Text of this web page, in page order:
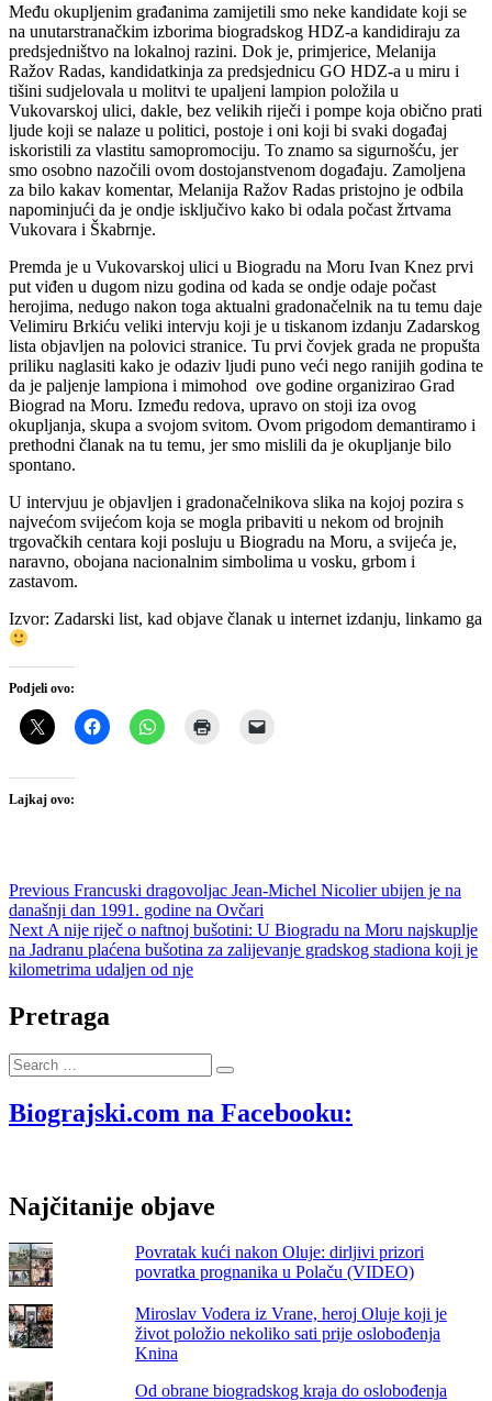
Među okupljenim građanima zamijetili smo neke kandidate koji se
na unutarstranačkim izborima biogradskog HDZ-a kandidiraju za
predsjedništvo na lokalnoj razini. Dok je, primjerice, Melanija
Ražov Radas, kandidatkinja za predsjednicu GO HDZ-a u miru i
tišini sudjelovala u molitvi te upaljeni lampion položila u
Vukovarskoj ulici, dakle, bez velikih riječi i pompe koja obično prati
ljude koji se nalaze u politici, postoje i oni koji bi svaki događaj
iskoristili za vlastitu samopromociju. To znamo sa sigurnošću, jer
smo osobno nazočili ovom dostojanstvenom događaju. Zamoljena
za bilo kakav komentar, Melanija Ražov Radas pristojno je odbila
napominjući da je ondje isključivo kako bi odala počast žrtvama
Vukovara i Škabrnje.
Premda je u Vukovarskoj ulici u Biogradu na Moru Ivan Knez prvi
put viđen u dugom nizu godina od kada se ondje odaje počast
herojima, nedugo nakon toga aktualni gradonačelnik na tu temu daje
Velimiru Brkiću veliki intervju koji je u tiskanom izdanju Zadarskog
lista objavljen na polovici stranice. Tu prvi čovjek grada ne propušta
priliku naglasiti kako je odaziv ljudi puno veći nego ranijih godina te
da je paljenje lampiona i mimohod ove godine organizirao Grad
Biograd na Moru. Između redova, upravo on stoji iza ovog
okupljanja, skupa a svojom svitom. Ovom prigodom demantiramo i
prethodni članak na tu temu, jer smo mislili da je okupljanje bilo
spontano.
U intervjuu je objavljen i gradonačelnikova slika na kojoj pozira s
najvećom svijećom koja se mogla pribaviti u nekom od brojnih
trgovačkih centara koji posluju u Biogradu na Moru, a svijeća je,
naravno, obojana nacionalnim simbolima u vosku, grbom i
zastavom.
Izvor: Zadarski list, kad objave članak u internet izdanju, linkamo ga
Podjeli ovo:
Lajkaj ovo:
Navigacija
objava
Previous Previous
post:
Francuski dragovoljac Jean-Michel Nicolier ubijen je na
današnji dan 1991. godine na Ovčari
Next Next
post:
A nije riječ o naftnoj bušotini: U Biogradu na Moru najskuplje
na Jadranu plaćena bušotina za zalijevanje gradskog stadiona koji je
kilometrima udaljen od nje
Pretraga
Search
…
Biograjski.com na Facebooku:
Najčitanije objave
Povratak kući nakon Oluje: dirljivi prizori
povratka prognanika u Polaču (VIDEO)
Miroslav Vođera iz Vrane, heroj Oluje koji je
život položio nekoliko sati prije oslobođenja
Knina
Od obrane biogradskog kraja do oslobođenja